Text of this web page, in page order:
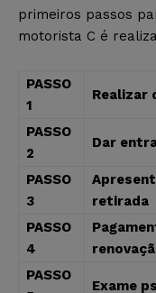
primeiros passos
motorista C é
PASSO
1
Realizar
PASSO
2
Dar
PASSO
3
retirada
PASSO
4
PASSO
Exame